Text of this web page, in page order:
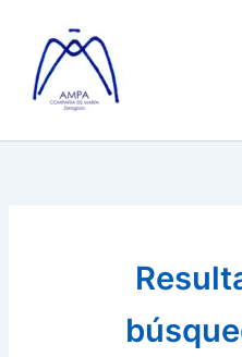
contenido